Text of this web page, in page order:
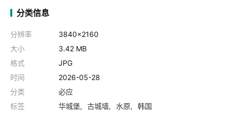
分类信息
分辨率
3840x2160
大小
3.42 MB
格式
JPG
时间
2026-05-28
分类
必应
标签
华城堡 古城墙 水原 韩国